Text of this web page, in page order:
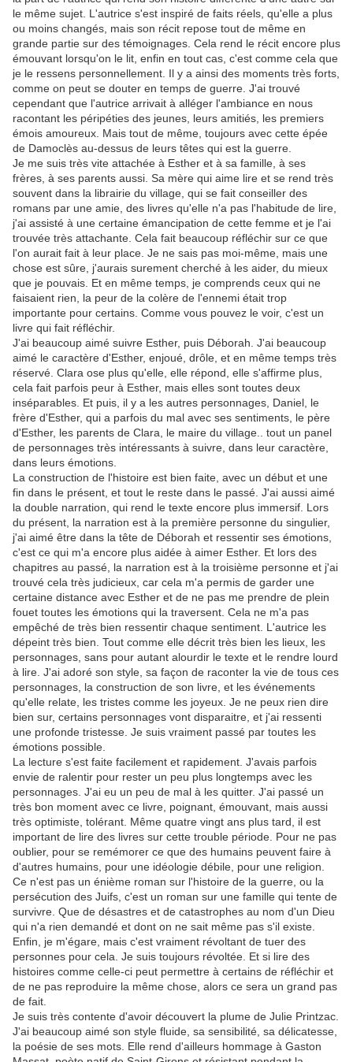
le même sujet. L'autrice s'est inspiré de faits réels, qu'elle a plus
ou moins changés, mais son récit repose tout de même en
grande partie sur des témoignages. Cela rend le récit encore plus
émouvant lorsqu'on le lit, enfin en tout cas, c'est comme cela que
je le ressens personnellement. Il y a ainsi des moments très forts,
comme on peut se douter en temps de guerre. J'ai trouvé
cependant que l'autrice arrivait à alléger l'ambiance en nous
racontant les péripéties des jeunes, leurs amitiés, les premiers
émois amoureux. Mais tout de même, toujours avec cette épée
de Damoclès au-dessus de leurs têtes qui est la guerre.
Je me suis très vite attachée à Esther et à sa famille, à ses
frères, à ses parents aussi. Sa mère qui aime lire et se rend très
souvent dans la librairie du village, qui se fait conseiller des
romans par une amie, des livres qu'elle n'a pas l'habitude de lire,
j'ai assisté à une certaine émancipation de cette femme et je l'ai
trouvée très attachante. Cela fait beaucoup réfléchir sur ce que
l'on aurait fait à leur place. Je ne sais pas moi-même, mais une
chose est sûre, j'aurais surement cherché à les aider, du mieux
que je pouvais. Et en même temps, je comprends ceux qui ne
faisaient rien, la peur de la colère de l'ennemi était trop
importante pour certains. Comme vous pouvez le voir, c'est un
livre qui fait réfléchir.
J'ai beaucoup aimé suivre Esther, puis Déborah. J'ai beaucoup
aimé le caractère d'Esther, enjoué, drôle, et en même temps très
réservé. Clara ose plus qu'elle, elle répond, elle s'affirme plus,
cela fait parfois peur à Esther, mais elles sont toutes deux
inséparables. Et puis, il y a les autres personnages, Daniel, le
frère d'Esther, qui a parfois du mal avec ses sentiments, le père
d'Esther, les parents de Clara, le maire du village.. tout un panel
de personnages très intéressants à suivre, dans leur caractère,
dans leurs émotions.
La construction de l'histoire est bien faite, avec un début et une
fin dans le présent, et tout le reste dans le passé. J'ai aussi aimé
la double narration, qui rend le texte encore plus immersif. Lors
du présent, la narration est à la première personne du singulier,
j'ai aimé être dans la tête de Déborah et ressentir ses émotions,
c'est ce qui m'a encore plus aidée à aimer Esther. Et lors des
chapitres au passé, la narration est à la troisième personne et j'ai
trouvé cela très judicieux, car cela m'a permis de garder une
certaine distance avec Esther et de ne pas me prendre de plein
fouet toutes les émotions qui la traversent. Cela ne m'a pas
empêché de très bien ressentir chaque sentiment. L'autrice les
dépeint très bien. Tout comme elle décrit très bien les lieux, les
personnages, sans pour autant alourdir le texte et le rendre lourd
à lire. J'ai adoré son style, sa façon de raconter la vie de tous ces
personnages, la construction de son livre, et les événements
qu'elle relate, les tristes comme les joyeux. Je ne peux rien dire
bien sur, certains personnages vont disparaitre, et j'ai ressenti
une profonde tristesse. Je suis vraiment passé par toutes les
émotions possible.
La lecture s'est faite facilement et rapidement. J'avais parfois
envie de ralentir pour rester un peu plus longtemps avec les
personnages. J'ai eu un peu de mal à les quitter. J'ai passé un
très bon moment avec ce livre, poignant, émouvant, mais aussi
très optimiste, tolérant. Même quatre vingt ans plus tard, il est
important de lire des livres sur cette trouble période. Pour ne pas
oublier, pour se remémorer ce que des humains peuvent faire à
d'autres humains, pour une idéologie débile, pour une religion.
Ce n'est pas un énième roman sur l'histoire de la guerre, ou la
persécution des Juifs, c'est un roman sur une famille qui tente de
survivre. Que de désastres et de catastrophes au nom d'un Dieu
qui n'a rien demandé et dont on ne sait même pas s'il existe.
Enfin, je m'égare, mais c'est vraiment révoltant de tuer des
personnes pour cela. Je suis toujours révoltée. Et si lire des
histoires comme celle-ci peut permettre à certains de réfléchir et
de ne pas reproduire la même chose, alors ce sera un grand pas
de fait.
Je suis très contente d'avoir découvert la plume de Julie Printzac.
J'ai beaucoup aimé son style fluide, sa sensibilité, sa délicatesse,
la poésie de ses mots. Elle rend d'ailleurs hommage à Gaston